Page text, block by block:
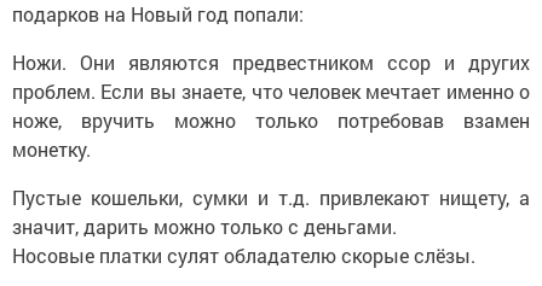
подарков на Новый год попали:
Ножи. Они являются предвестником ссор и других
проблем. Если вы знаете, что человек мечтает именно о
ноже, вручить можно только потребовав взамен
монетку.
Пустые кошельки, сумки и т.д. привлекают нищету, а
значит, дарить можно только с деньгами.
Носовые платки сулят обладателю скорые слёзы.